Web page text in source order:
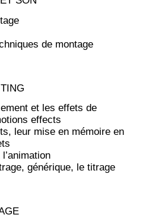
de montage
et les effets de
effects
leur mise en mémoire en
générique, le titrage